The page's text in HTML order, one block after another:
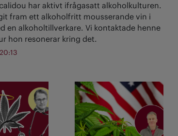
har aktivt ifrågasatt alkoholkulturen.
fram ett alkoholfritt mousserande vin i
en alkoholtillverkare. Vi kontaktade henne
hon resonerar kring det.